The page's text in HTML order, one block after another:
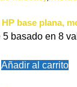
base plana,
5 basado en 8
Añadir al carrito